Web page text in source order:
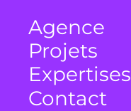
Agence
Projets
Expertises
Contact